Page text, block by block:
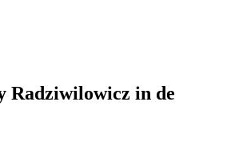
Radziwilowicz in de